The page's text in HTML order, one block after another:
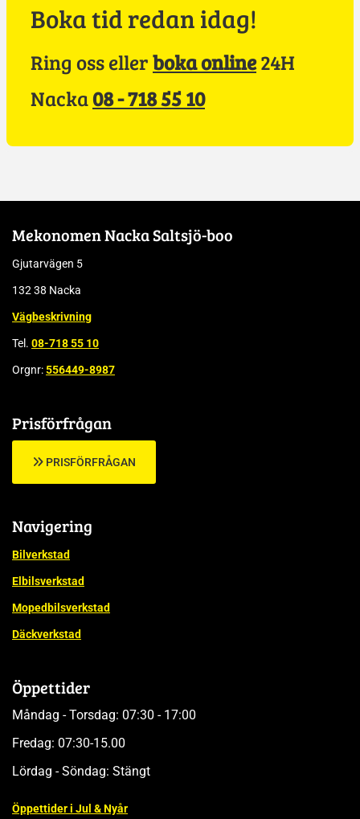
Boka tid redan idag!
Ring oss ellerboka online24H
Nacka08 - 718 55 10
Mekonomen Nacka Saltsjö-boo
Gjutarvägen 5
132 38 Nacka
Vägbeskrivning
Tel. 08-718 55 10
Orgnr:556449-8987
Prisförfrågan
PRISFÖRFRÅGAN
Navigering
Bilverkstad
Elbilsverkstad
Mopedbilsverkstad
Däckverkstad
Öppettider
Måndag - Torsdag: 07:30 - 17:00
Fredag: 07:30-15.00
Lördag - Söndag: Stängt
Öppettider i Jul & Nyår